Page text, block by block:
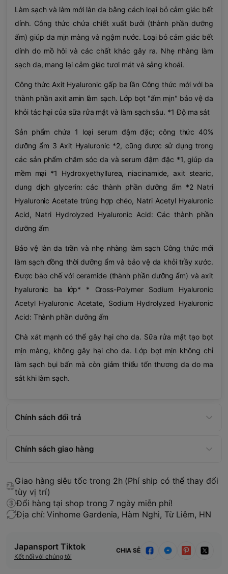
Làm sạch và làm mới làn da bằng cách loại bỏ cảm giác bết
dính. Công thức chứa chiết xuất bưởi (thành phần dưỡng
ẩm) giúp da mịn màng và ngậm nước. Loại bỏ cảm giác bết
dính do mồ hôi và các chất khác gây ra. Nhẹ nhàng làm
sạch da, mang lại cảm giác tươi mát và sảng khoái.
Công thức Axit Hyaluronic gấp ba lần Công thức mới với ba
thành phần axit amin làm sạch. Lớp bọt "ẩm mịn" bảo vệ da
khỏi tác hại của sữa rửa mặt và làm sạch sâu. *1 Độ ma sát
Sản phẩm chứa 1 loại serum đậm đặc; công thức 40%
dưỡng ẩm 3 Axit Hyaluronic *2, cũng được sử dụng trong
các sản phẩm chăm sóc da và serum đậm đặc *1, giúp da
mềm mại *1 Hydroxyethyllurea, niacinamide, axit stearic,
dung dịch glycerin: các thành phần dưỡng ẩm *2 Natri
Hyaluronic Acetate trùng hợp chéo, Natri Acetyl Hyaluronic
Acid, Natri Hydrolyzed Hyaluronic Acid: Các thành phần
dưỡng ẩm
Bảo vệ làn da trần và nhẹ nhàng làm sạch Công thức mới
làm sạch đồng thời dưỡng ẩm và bảo vệ da khỏi trầy xước.
Được bào chế với ceramide (thành phần dưỡng ẩm) và axit
hyaluronic ba lớp* * Cross-Polymer Sodium Hyaluronic
Acetyl Hyaluronic Acetate, Sodium Hydrolyzed Hyaluronic
Acid: Thành phần dưỡng ẩm
Chà xát mạnh có thể gây hại cho da. Sữa rửa mặt tạo bọt
mịn màng, không gây hại cho da. Lớp bọt mịn không chỉ
làm sạch bụi bẩn mà còn giảm thiểu tổn thương da do ma
sát khi làm sạch.
Chính sách đổi trả
Chính sách giao hàng
Giao hàng siêu tốc trong 2h (Phí ship có thể thay đổi
tùy vị trí)
Đổi hàng tại shop trong 7 ngày miễn phí!
Địa chỉ: Vinhome Gardenia, Hàm Nghi, Từ Liêm, HN
Japansport Tiktok
Kết nối với chúng tôi
CHIA SẺ